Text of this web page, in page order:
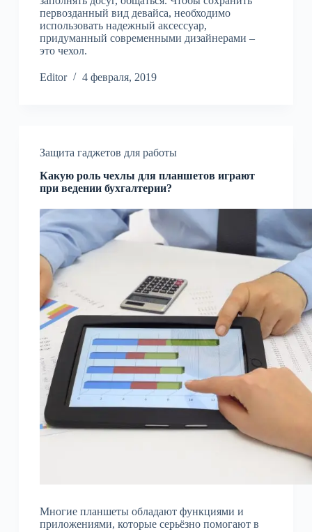
первозданный вид девайса, необходимо
использовать надежный аксессуар,
придуманный современными дизайнерами –
это чехол.
Editor 4 февраля, 2019
Защита гаджетов для работы
Какую роль чехлы для планшетов играют
при ведении бухгалтерии?
Многие планшеты обладают функциями и
приложениями, которые серьёзно помогают в